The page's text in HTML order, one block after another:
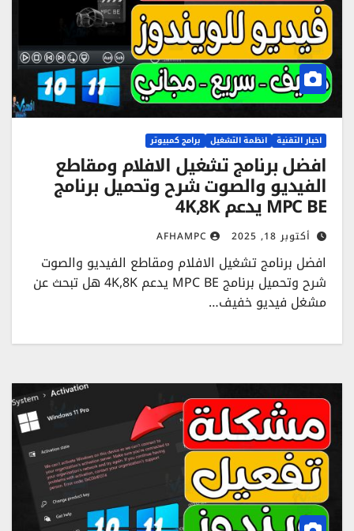
اخبار التقنية انظمة التشغيل برامج كمبيوتر
افضل برنامج تشغيل الافلام ومقاطع
الفيديو والصوت شرح وتحميل برنامج
MPC BE يدعم 4K,8K
أكتوبر 18, 2025 AFHAMPC
افضل برنامج تشغيل الافلام ومقاطع الفيديو والصوت
شرح وتحميل برنامج MPC BE يدعم 4K,8K هل تبحث عن
مشغل فيديو خفيف…